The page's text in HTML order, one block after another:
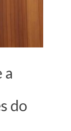
a
do